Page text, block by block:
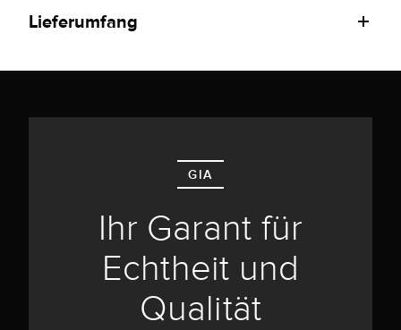
Lieferumfang
GIA
Ihr Garant für
Echtheit und
Qualität